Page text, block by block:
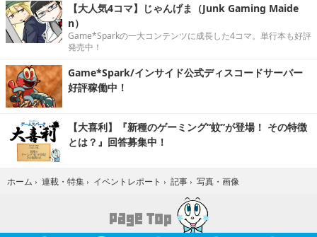
【大人気4コマ】じゃんげま（Junk Gaming Maide
n）
Game*Sparkの一大コンテンツに成長した4コマ。単行本も好評
発売中！
Game*Spark/インサイド公式ディスコードサーバー
好評稼働中！
【大喜利】『新種のゲーミング“蚊”が登場！ その特徴
とは？』回答募集中！
ホーム › 連載・特集 › イベントレポート › 記事 › 写真・画像